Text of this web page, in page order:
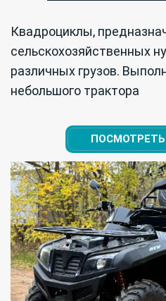
Квадроциклы,
сельскохозяйственных
различных грузов.
небольшого трактора